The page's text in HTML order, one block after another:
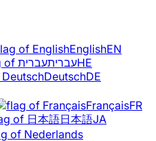
EnglishEN
עבריתHE
DeutschDE
FrançaisFR
日本語JA